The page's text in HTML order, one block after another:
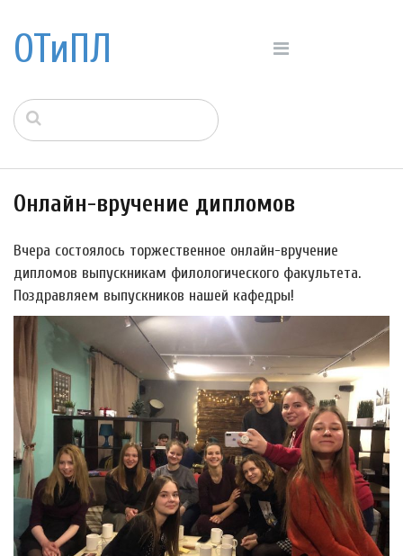
ОТиПЛ
Онлайн-вручение дипломов
Вчера состоялось торжественное онлайн-вручение
дипломов выпускникам филологического факультета.
Поздравляем выпускников нашей кафедры!